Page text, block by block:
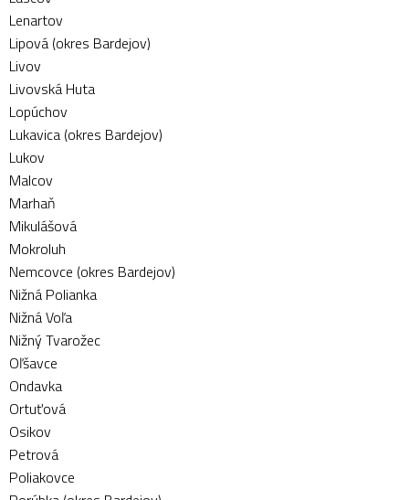
Lenartov
Lipová (okres Bardejov)
Livov
Livovská Huta
Lopúchov
Lukavica (okres Bardejov)
Lukov
Malcov
Marhaň
Mikulášová
Mokroluh
Nemcovce (okres Bardejov)
Nižná Polianka
Nižná Voľa
Nižný Tvarožec
Oľšavce
Ondavka
Ortuťová
Osikov
Petrová
Poliakovce